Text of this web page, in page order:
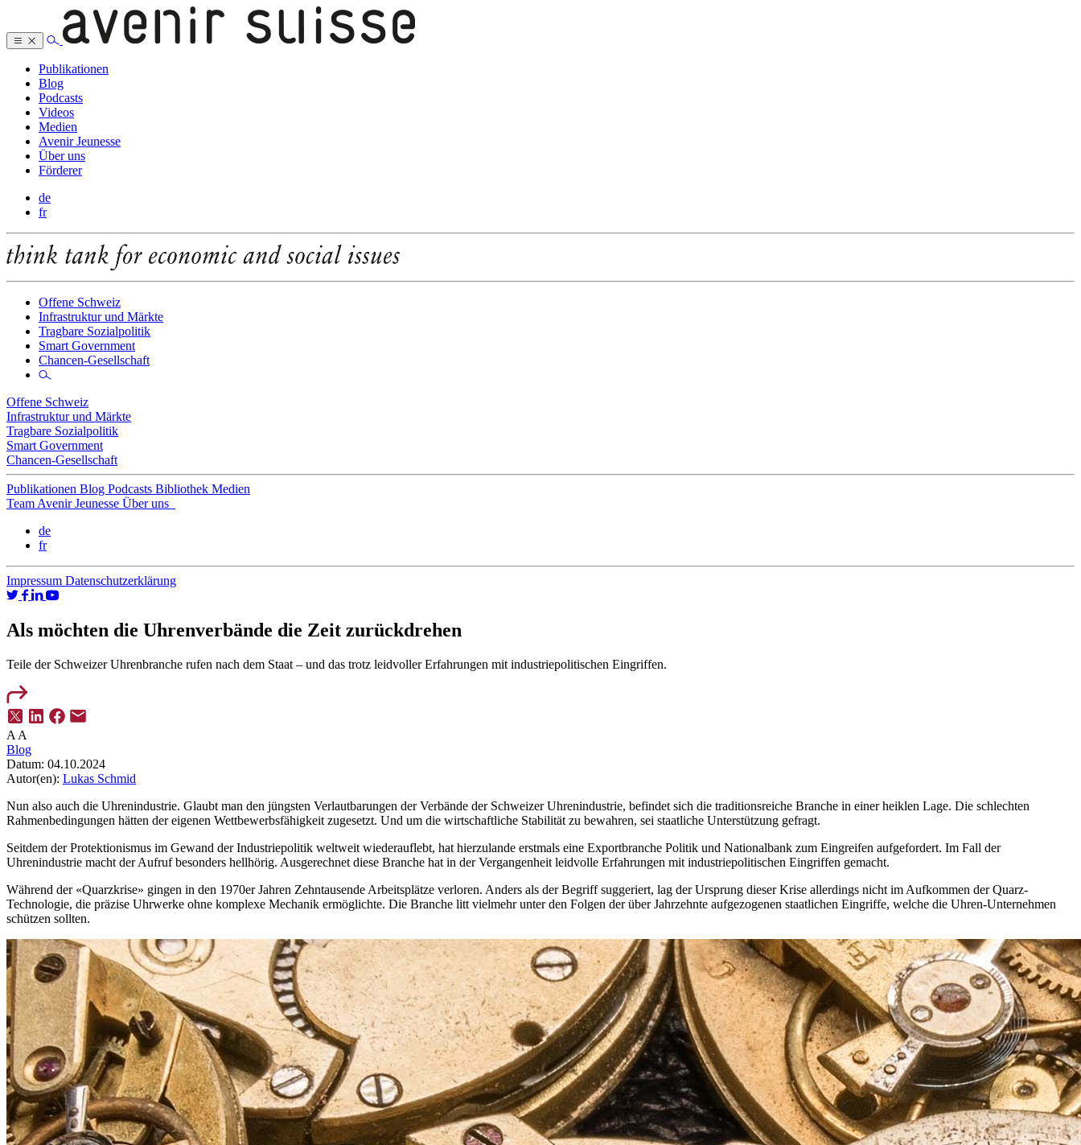
Publikationen
Blog
Podcasts
Videos
Medien
Avenir Jeunesse
Über uns
Förderer
de
fr
Offene Schweiz
Infrastruktur und Märkte
Tragbare Sozialpolitik
Smart Government
Chancen-Gesellschaft
Offene Schweiz
Infrastruktur und Märkte
Tragbare Sozialpolitik
Smart Government
Chancen-Gesellschaft
Publikationen Blog Podcasts Bibliothek Medien
Team Avenir Jeunesse Über uns
de
fr
Impressum Datenschutzerklärung
Als möchten die Uhrenverbände die Zeit zurückdrehen
Teile der Schweizer Uhrenbranche rufen nach dem Staat – und das trotz leidvoller Erfahrungen mit industriepolitischen Eingriffen.
A A
Blog
Datum: 04.10.2024
Autor(en): Lukas Schmid
Nun also auch die Uhrenindustrie. Glaubt man den jüngsten Verlautbarungen der Verbände der Schweizer Uhrenindustrie, befindet sich die traditionsreiche Branche in einer heiklen Lage. Die schlechten
Rahmenbedingungen hätten der eigenen Wettbewerbsfähigkeit zugesetzt. Und um die wirtschaftliche Stabilität zu bewahren, sei staatliche Unterstützung gefragt.
Seitdem der Protektionismus im Gewand der Industriepolitik weltweit wiederauflebt, hat hierzulande erstmals eine Exportbranche Politik und Nationalbank zum Eingreifen aufgefordert. Im Fall der
Uhrenindustrie macht der Aufruf besonders hellhörig. Ausgerechnet diese Branche hat in der Vergangenheit leidvolle Erfahrungen mit industriepolitischen Eingriffen gemacht.
Während der «Quarzkrise» gingen in den 1970er Jahren Zehntausende Arbeitsplätze verloren. Anders als der Begriff suggeriert, lag der Ursprung dieser Krise allerdings nicht im Aufkommen der Quarz-
Technologie, die präzise Uhrwerke ohne komplexe Mechanik ermöglichte. Die Branche litt vielmehr unter den Folgen der über Jahrzehnte aufgezogenen staatlichen Eingriffe, welche die Uhren-Unternehmen
schützen sollten.